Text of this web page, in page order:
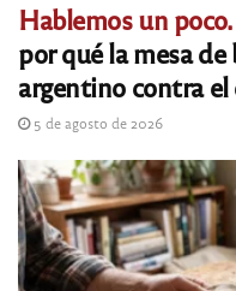
Hablemos un poco.
por qué la mesa
argentino contra el
5 de agosto de 2026